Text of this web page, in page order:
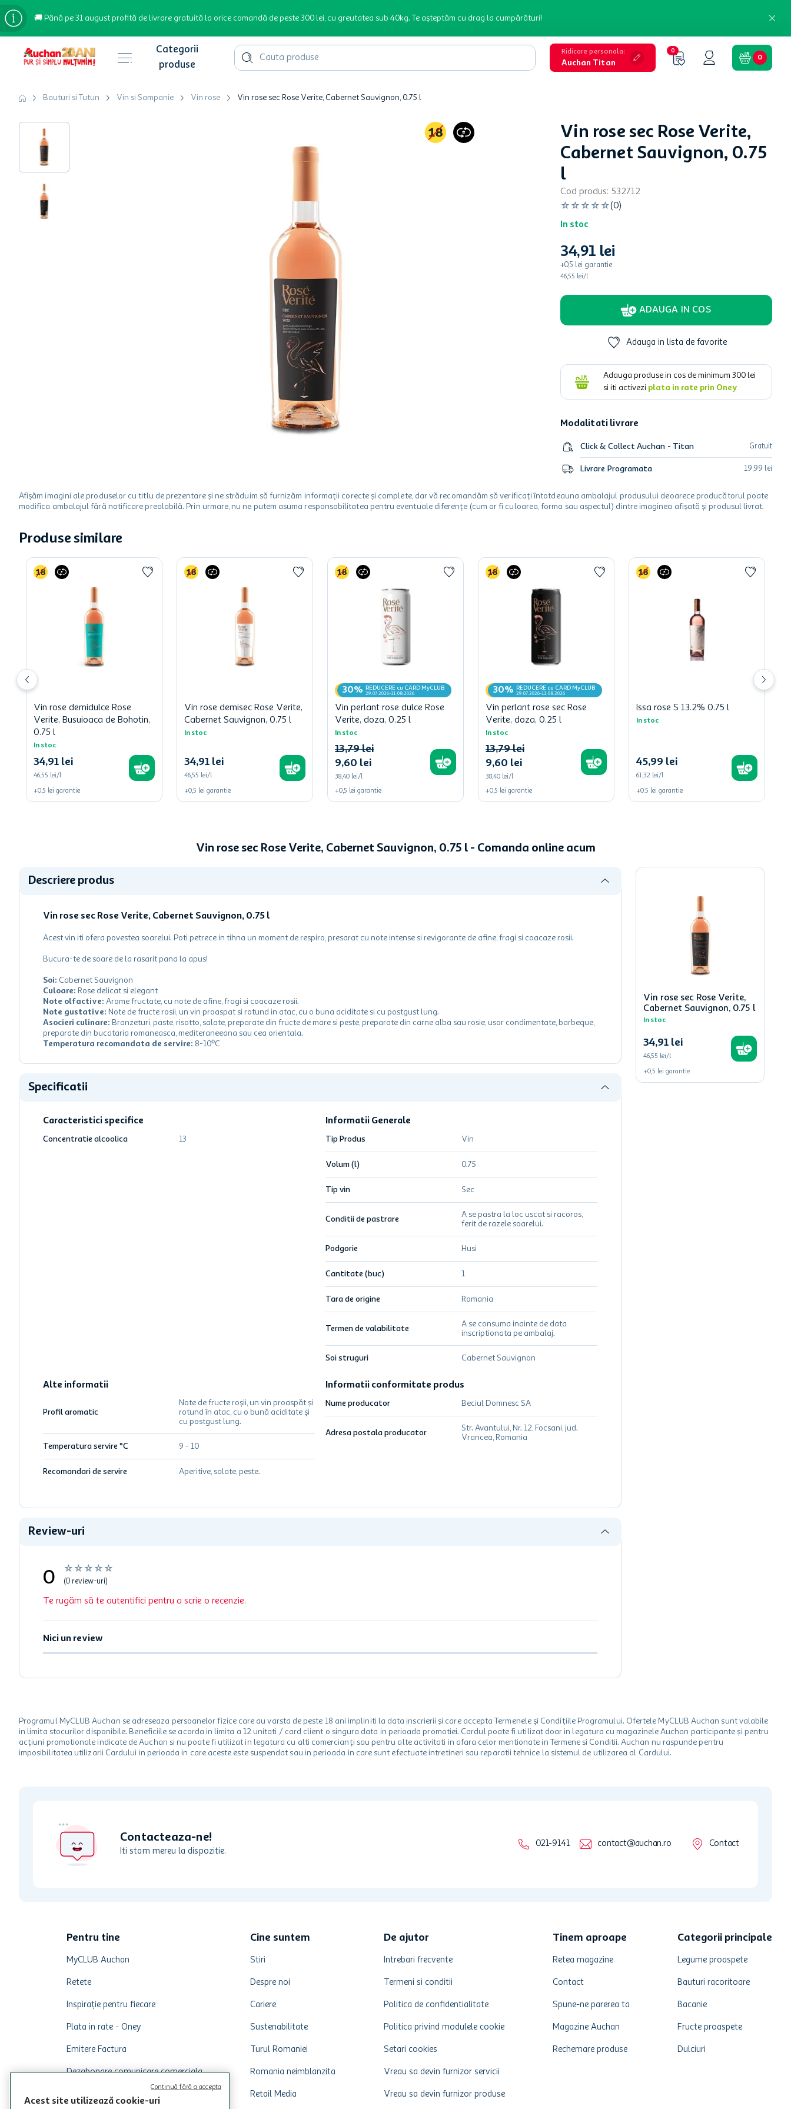
🚚 Până pe 31 august profită de livrare gratuită la orice comandă de peste 300 lei, cu greutatea sub 40kg. Te așteptăm cu drag la cumpărături!
Cauta produse Ridicare personala:
Auchan Titan
0
0
Bauturi si Tutun Vin si Sampanie Vin rose Vin rose sec Rose Verite, Cabernet Sauvignon, 0.75 l
Vin rose sec Rose Verite,
Cabernet Sauvignon, 0.75
l
Cod produs: 532712
☆ ☆ ☆ ☆ ☆(0)
In stoc
34,91 lei
+0,5 lei garantie
46,55 lei/l
ADAUGA IN COS
Adauga in lista de favorite
Adauga produse in cos de minimum 300 lei
si iti activezi plata in rate prin Oney
Modalitati livrare
Click & Collect Auchan - Titan Gratuit
Livrare Programata 19,99 lei
Afișăm imagini ale produselor cu titlu de prezentare și ne străduim să furnizăm informații corecte și complete, dar vă recomandăm să verificați întotdeauna ambalajul produsului deoarece producătorul poate
modifica ambalajul fără notificare prealabilă. Prin urmare, nu ne putem asuma responsabilitatea pentru eventuale diferențe (cum ar fi culoarea, forma sau aspectul) dintre imaginea afișată și produsul livrat.
Produse similare
Vin rose demidulce Rose
Verite, Busuioaca de Bohotin,
0.75 l
In stoc
34,91 lei
46,55 lei/l
+0,5 lei garantie
Vin rose demisec Rose Verite,
Cabernet Sauvignon, 0.75 l
In stoc
34,91 lei
46,55 lei/l
+0,5 lei garantie
30% REDUCERE cu CARD MyCLUB
29.07.2026-11.08.2026
Vin perlant rose dulce Rose
Verite, doza, 0.25 l
In stoc
9,60 lei
13,79 lei
38,40 lei/l
+0,5 lei garantie
30% REDUCERE cu CARD MyCLUB
29.07.2026-11.08.2026
Vin perlant rose sec Rose
Verite, doza, 0.25 l
In stoc
9,60 lei
13,79 lei
38,40 lei/l
+0,5 lei garantie
Issa rose S 13.2% 0.75 l
In stoc
45,99 lei
61,32 lei/l
+0.5 lei garantie
Vin rose sec Rose Verite, Cabernet Sauvignon, 0.75 l - Comanda online acum
Descriere produs
Vin rose sec Rose Verite, Cabernet Sauvignon, 0.75 l
Acest vin iti ofera povestea soarelui. Poti petrece in tihna un moment de respiro, presarat cu note intense si revigorante de afine, fragi si coacaze rosii.
Bucura-te de soare de la rasarit pana la apus!
Soi: Cabernet Sauvignon
Culoare: Rose delicat si elegant
Note olfactive: Arome fructate, cu note de afine, fragi si coacaze rosii.
Note gustative: Note de fructe rosii, un vin proaspat si rotund in atac, cu o buna aciditate si cu postgust lung.
Asocieri culinare: Branzeturi, paste, risotto, salate, preparate din fructe de mare si peste, preparate din carne alba sau rosie, usor condimentate, barbeque,
preparate din bucataria romaneasca, mediteraneeana sau cea orientala.
Temperatura recomandata de servire: 8-10⁰C
Specificatii
Caracteristici specifice
Concentratie alcoolica 13
Informatii Generale
Tip Produs Vin
Volum (l) 0.75
Tip vin Sec
Conditii de pastrare
A se pastra la loc uscat si racoros,
ferit de razele soarelui.
Podgorie Husi
Cantitate (buc) 1
Tara de origine Romania
Termen de valabilitate
A se consuma inainte de data
inscriptionata pe ambalaj.
Soi struguri Cabernet Sauvignon
Alte informatii
Profil aromatic
Note de fructe roșii, un vin proaspăt şi
rotund în atac, cu o bună aciditate şi
cu postgust lung.
Temperatura servire °C 9 - 10
Recomandari de servire Aperitive, salate, peste.
Informatii conformitate produs
Nume producator Beciul Domnesc SA
Adresa postala producator
Str. Avantului, Nr. 12, Focsani, jud.
Vrancea, Romania
Review-uri
☆ ☆ ☆ ☆ ☆
0 (0 review-uri)
Te rugăm să te autentifici pentru a scrie o recenzie.
Nici un review
Vin rose sec Rose Verite,
Cabernet Sauvignon, 0.75 l
In stoc
34,91 lei
46,55 lei/l
+0,5 lei garantie
Programul MyCLUB Auchan se adreseaza persoanelor fizice care au varsta de peste 18 ani impliniti la data inscrierii și care accepta Termenele și Condițiile Programului. Ofertele MyCLUB Auchan sunt valabile
in limita stocurilor disponibile. Beneficiile se acorda in limita a 12 unitati / card client o singura data in perioada promotiei. Cardul poate fi utilizat doar in legatura cu magazinele Auchan participante și pentru
acțiuni promotionale indicate de Auchan si nu poate fi utilizat in legatura cu alti comercianți sau pentru alte activitati in afara celor mentionate in Termene si Conditii. Auchan nu raspunde pentru
imposibilitatea utilizarii Cardului in perioada in care aceste este suspendat sau in perioada in care sunt efectuate intretineri sau reparatii tehnice la sistemul de utilizarea al Cardului.
Contacteaza-ne!
Iti stam mereu la dispozitie.
021-9141 contact@auchan.ro Contact
Pentru tine
MyCLUB Auchan
Retete
Inspirație pentru fiecare
Plata in rate - Oney
Emitere Factura
Dezabonare comunicare comerciala
Cine suntem
Stiri
Despre noi
Cariere
Sustenabilitate
Turul Romaniei
Romania neimblanzita
Retail Media
De ajutor
Intrebari frecvente
Termeni si conditii
Politica de confidentialitate
Politica privind modulele cookie
Setari cookies
Vreau sa devin furnizor servicii
Vreau sa devin furnizor produse
Tinem aproape
Retea magazine
Contact
Spune-ne parerea ta
Magazine Auchan
Rechemare produse
Categorii principale
Legume proaspete
Bauturi racoritoare
Bacanie
Fructe proaspete
Dulciuri
Acest site utilizează cookie-uri
Continuă fără a accepta